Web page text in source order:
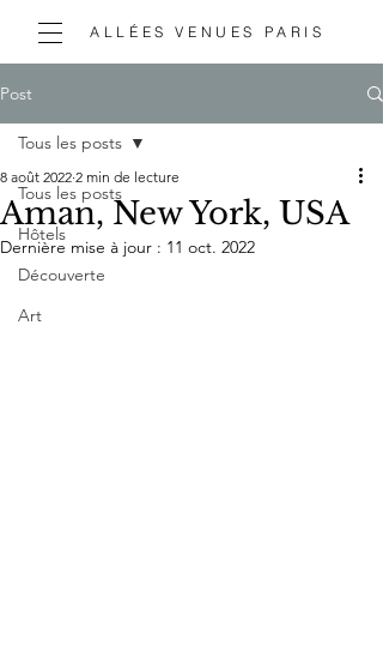
ALLÉES VENUES PARIS
Post
Tous les posts
Hôtels
Découverte
Art
Tous les posts
Aman, New York, USA
8 août 2022 2 min de lecture
Dernière mise à jour : 11 oct. 2022